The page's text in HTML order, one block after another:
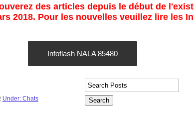
des articles depuis le début de
2018. Pour les nouvelles veuillez lire les
Infoflash NALA 85480
Under: Chats